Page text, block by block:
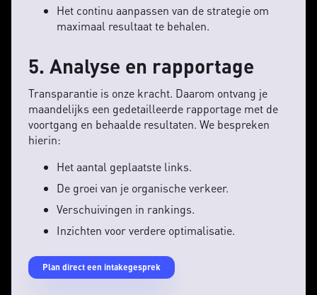
Het continu aanpassen van de strategie om
maximaal resultaat te behalen.
5. Analyse en rapportage
Transparantie is onze kracht. Daarom ontvang je
maandelijks een gedetailleerde rapportage met de
voortgang en behaalde resultaten. We bespreken
hierin:
Het aantal geplaatste links.
De groei van je organische verkeer.
Verschuivingen in rankings.
Inzichten voor verdere optimalisatie.
Plan direct een intakegesprek